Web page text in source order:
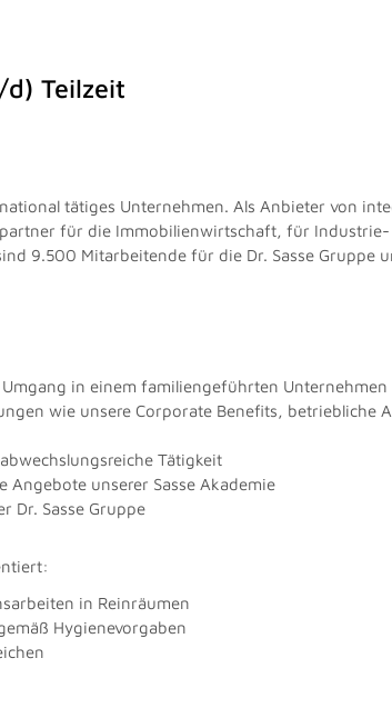
Teilzeit
tätiges Unternehmen. Als Anbieter von
für die Immobilienwirtschaft, für
9.500 Mitarbeitende für die Dr. Sasse Gruppe
in einem familiengeführten Unternehmen
wie unsere Corporate Benefits, betriebliche
Tätigkeit
Angebote unserer Sasse Akademie
Dr. Sasse Gruppe
in Reinräumen
Hygienevorgaben